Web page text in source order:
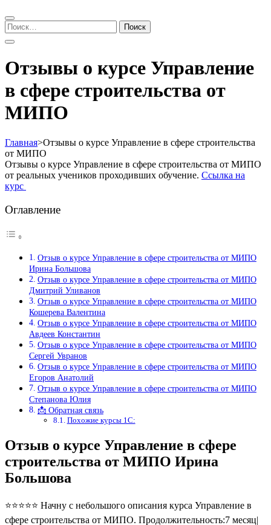
Найти:
Отзывы о курсе Управление
в сфере строительства от
МИПО
Главная>Отзывы о курсе Управление в сфере строительства
от МИПО
Отзывы о курсе Управление в сфере строительства от МИПО
от реальных учеников проходивших обучение. Ссылка на
курс
Оглавление
Отзыв о курсе Управление в сфере строительства от МИПО
Ирина Большова
Отзыв о курсе Управление в сфере строительства от МИПО
Дмитрий Уливанов
Отзыв о курсе Управление в сфере строительства от МИПО
Кошерева Валентина
Отзыв о курсе Управление в сфере строительства от МИПО
Авдеев Константин
Отзыв о курсе Управление в сфере строительства от МИПО
Сергей Увранов
Отзыв о курсе Управление в сфере строительства от МИПО
Егоров Анатолий
Отзыв о курсе Управление в сфере строительства от МИПО
Степанова Юлия
📩 Обратная связь
Похожие курсы 1С:
Отзыв о курсе Управление в сфере
строительства от МИПО Ирина
Большова
⭐⭐⭐⭐⭐ Начну с небольшого описания курса Управление в
сфере строительства от МИПО. Продолжительность:7 месяц|